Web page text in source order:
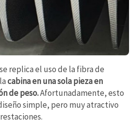
replica el uso de la fibra de
cabina en una sola pieza en
de peso.Afortunadamente, esto
simple, pero muy atractivo